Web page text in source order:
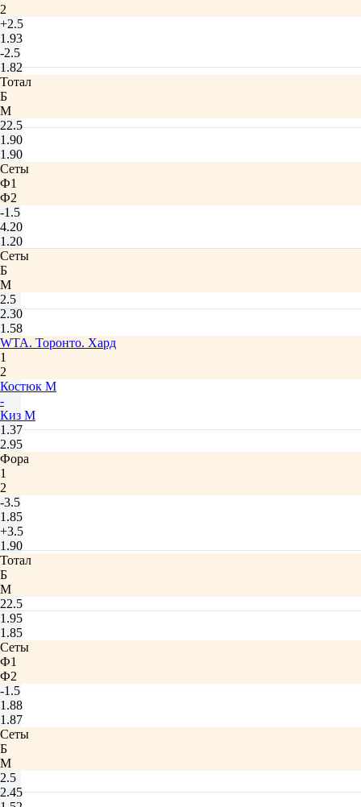
2
+2.5
1.93
-2.5
1.82
Тотал
Б
М
22.5
1.90
1.90
Сеты
Ф1
Ф2
-1.5
4.20
1.20
Сеты
Б
М
2.5
2.30
1.58
WTA. Торонто. Хард
1
2
Костюк М
-
Киз М
1.37
2.95
Фора
1
2
-3.5
1.85
+3.5
1.90
Тотал
Б
М
22.5
1.95
1.85
Сеты
Ф1
Ф2
-1.5
1.88
1.87
Сеты
Б
М
2.5
2.45